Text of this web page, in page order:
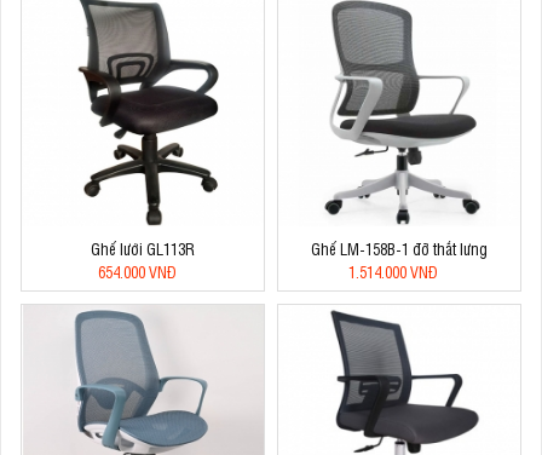
Ghế lưới GL113R
654.000 VNĐ
Ghế LM-158B-1 đỡ thắt lưng
1.514.000 VNĐ